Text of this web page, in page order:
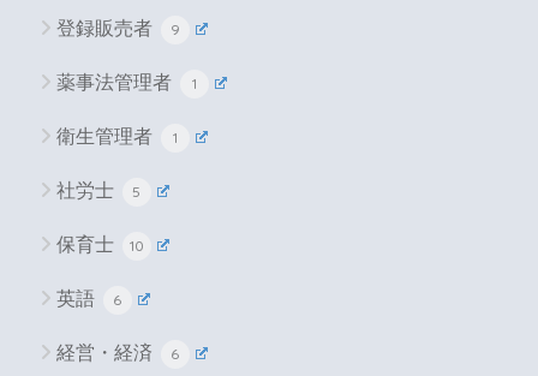
登録販売者 9
薬事法管理者 1
衛生管理者 1
社労士 5
保育士 10
英語 6
経営・経済 6